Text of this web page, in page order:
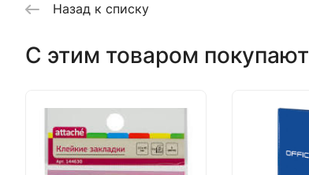
Назад к списку
C этим товаром покупают